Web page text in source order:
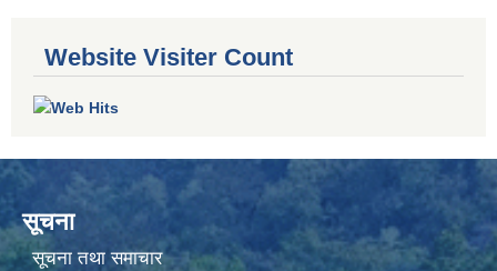
Website Visiter Count
सूचना
सूचना तथा समाचार